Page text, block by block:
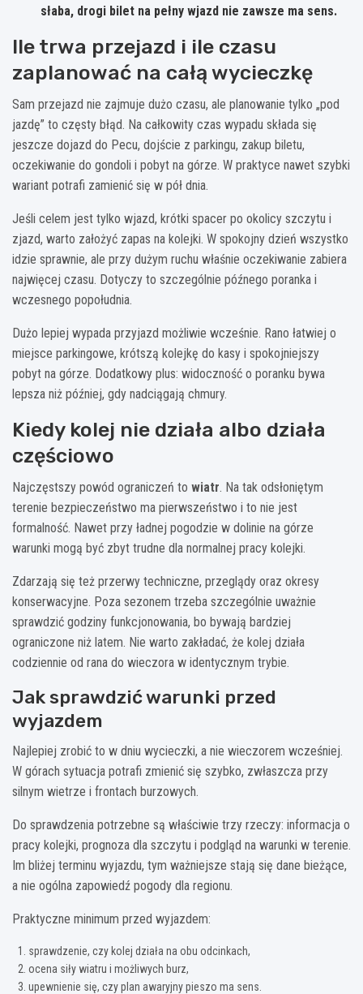
słaba, drogi bilet na pełny wjazd nie zawsze ma sens.
Ile trwa przejazd i ile czasu
zaplanować na całą wycieczkę
Sam przejazd nie zajmuje dużo czasu, ale planowanie tylko „pod
jazdę” to częsty błąd. Na całkowity czas wypadu składa się
jeszcze dojazd do Pecu, dojście z parkingu, zakup biletu,
oczekiwanie do gondoli i pobyt na górze. W praktyce nawet szybki
wariant potrafi zamienić się w pół dnia.
Jeśli celem jest tylko wjazd, krótki spacer po okolicy szczytu i
zjazd, warto założyć zapas na kolejki. W spokojny dzień wszystko
idzie sprawnie, ale przy dużym ruchu właśnie oczekiwanie zabiera
najwięcej czasu. Dotyczy to szczególnie późnego poranka i
wczesnego popołudnia.
Dużo lepiej wypada przyjazd możliwie wcześnie. Rano łatwiej o
miejsce parkingowe, krótszą kolejkę do kasy i spokojniejszy
pobyt na górze. Dodatkowy plus: widoczność o poranku bywa
lepsza niż później, gdy nadciągają chmury.
Kiedy kolej nie działa albo działa
częściowo
Najczęstszy powód ograniczeń to wiatr. Na tak odsłoniętym
terenie bezpieczeństwo ma pierwszeństwo i to nie jest
formalność. Nawet przy ładnej pogodzie w dolinie na górze
warunki mogą być zbyt trudne dla normalnej pracy kolejki.
Zdarzają się też przerwy techniczne, przeglądy oraz okresy
konserwacyjne. Poza sezonem trzeba szczególnie uważnie
sprawdzić godziny funkcjonowania, bo bywają bardziej
ograniczone niż latem. Nie warto zakładać, że kolej działa
codziennie od rana do wieczora w identycznym trybie.
Jak sprawdzić warunki przed
wyjazdem
Najlepiej zrobić to w dniu wycieczki, a nie wieczorem wcześniej.
W górach sytuacja potrafi zmienić się szybko, zwłaszcza przy
silnym wietrze i frontach burzowych.
Do sprawdzenia potrzebne są właściwie trzy rzeczy: informacja o
pracy kolejki, prognoza dla szczytu i podgląd na warunki w terenie.
Im bliżej terminu wyjazdu, tym ważniejsze stają się dane bieżące,
a nie ogólna zapowiedź pogody dla regionu.
Praktyczne minimum przed wyjazdem:
sprawdzenie, czy kolej działa na obu odcinkach,
ocena siły wiatru i możliwych burz,
upewnienie się, czy plan awaryjny pieszo ma sens.